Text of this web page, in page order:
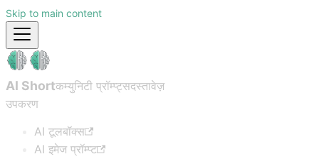
Skip to main content
AI Shortकम्युनिटी प्रॉम्प्ट्सदस्तावेज़
उपकरण
AI टूलबॉक्स
AI इमेज प्रॉम्प्ट